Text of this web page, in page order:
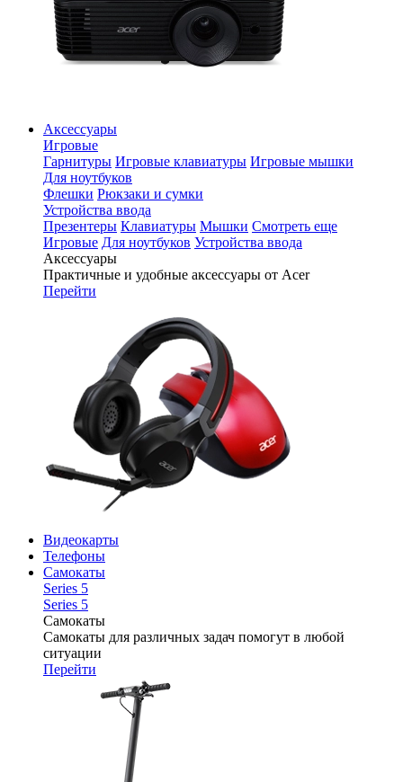
Аксессуары
Игровые
Гарнитуры Игровые клавиатуры Игровые мышки
Для ноутбуков
Флешки Рюкзаки и сумки
Устройства ввода
Презентеры Клавиатуры Мышки Смотреть еще
Игровые Для ноутбуков Устройства ввода
Аксессуары
Практичные и удобные аксессуары от Acer
Перейти
Видеокарты
Телефоны
Самокаты
Series 5
Series 5
Самокаты
Самокаты для различных задач помогут в любой
ситуации
Перейти